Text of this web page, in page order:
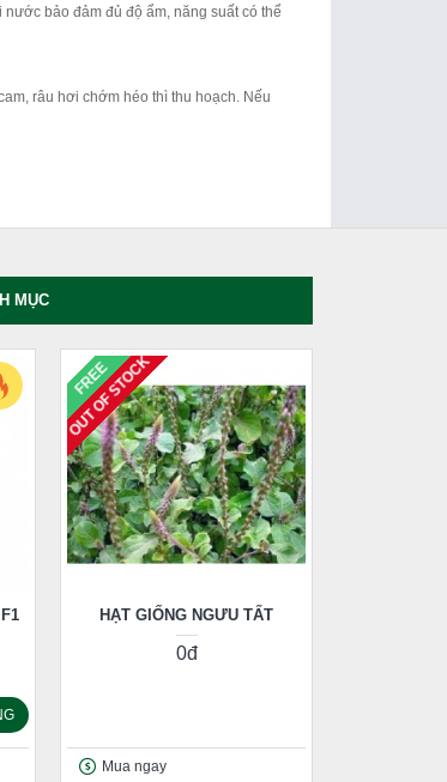
bảo đảm đủ độ ẩm, năng suất có thể
râu hơi chớm héo thì thu hoạch. Nếu
MỤC
FREE
OUT OF STOCK
HẠT GIỐNG NGƯU TẤT
0đ
Mua ngay